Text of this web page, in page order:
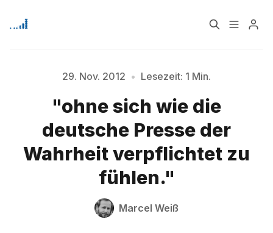
29. Nov. 2012 • Lesezeit: 1 Min.
"ohne sich wie die
deutsche Presse der
Wahrheit verpflichtet zu
fühlen."
Marcel Weiß